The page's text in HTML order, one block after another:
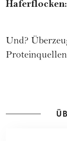
Haferflocken:
Und?